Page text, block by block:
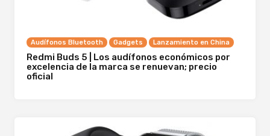
Audífonos Bluetooth Gadgets Lanzamiento en China
Redmi Buds 5 | Los audífonos económicos por
excelencia de la marca se renuevan; precio
oficial